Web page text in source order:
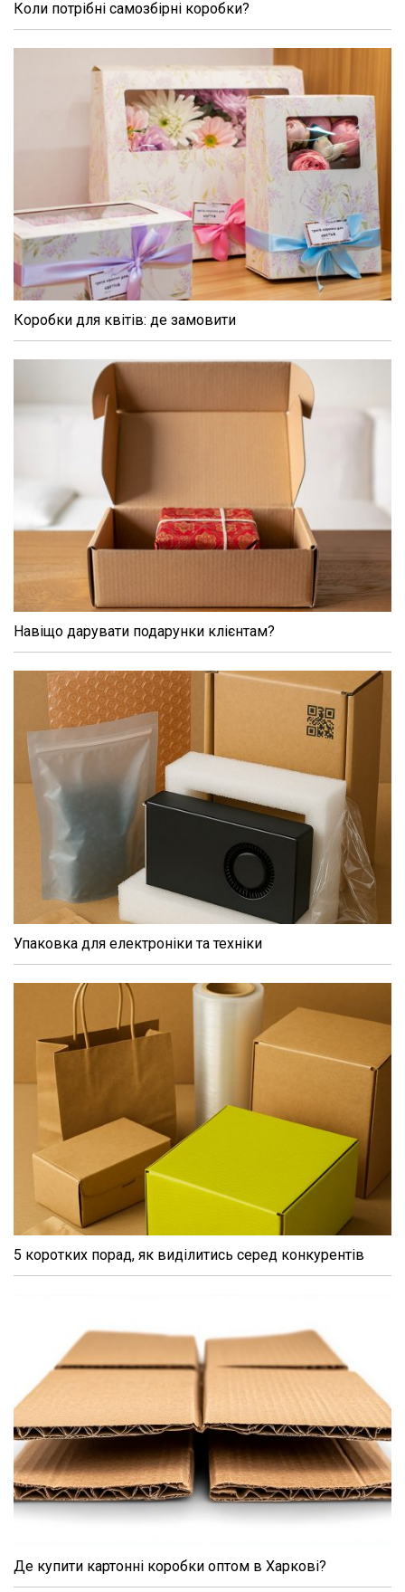
Коли потрібні самозбірні коробки?
Коробки для квітів: де замовити
Навіщо дарувати подарунки клієнтам?
Упаковка для електроніки та техніки
5 коротких порад, як виділитись серед конкурентів
Де купити картонні коробки оптом в Харкові?